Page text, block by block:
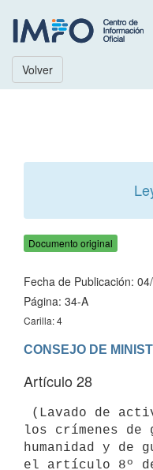
Volver
Documento original
Fecha de Publicación:
Página: 34-A
Carilla: 4
CONSEJO DE
Artículo 28
los crímenes de
humanidad y de
el artículo 8º